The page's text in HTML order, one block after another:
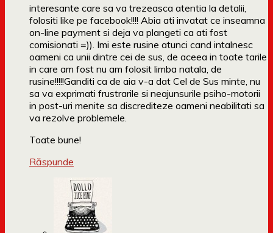
interesante care sa va trezeasca atentia la detalii,
folositi like pe facebook!!!! Abia ati invatat ce inseamna
on-line payment si deja va plangeti ca ati fost
comisionati =)). Imi este rusine atunci cand intalnesc
oameni ca unii dintre cei de sus, de aceea in toate tarile
in care am fost nu am folosit limba natala, de
rusine!!!!!Ganditi ca de aia v-a dat Cel de Sus minte, nu
sa va exprimati frustrarile si neajunsurile psiho-motorii
in post-uri menite sa discrediteze oameni neabilitati sa
va rezolve problemele.
Toate bune!
Răspunde